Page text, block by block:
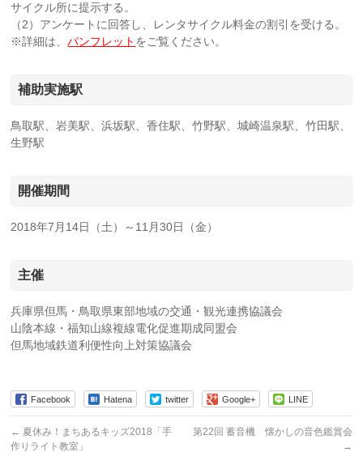
サイクル所に提示する。
（2）アンケートに回答し、レンタサイクル料金の割引を受ける。
※詳細は、パンフレット をご覧ください。
補助実施駅
鳥取駅、岩美駅、浜坂駅、香住駅、竹野駅、城崎温泉駅、竹田駅、
生野駅
開催期間
2018年7月14日（土）～11月30日（金）
主催
兵庫県但馬・鳥取県東部地域の交通・観光連携協議会
山陰本線・福知山線複線電化促進期成同盟会
但馬地域鉄道利便性向上対策協議会
Facebook Hatena twitter Google+ LINE
← 夏休み！まちあるキッズ2018「手
作りライト教室」
第22回 蓄音機 懐かしの音色鑑賞会
→